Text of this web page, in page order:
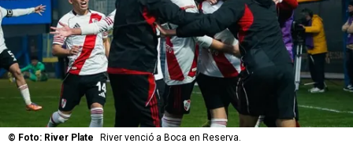
© Foto: River Plate River venció a Boca en Reserva.